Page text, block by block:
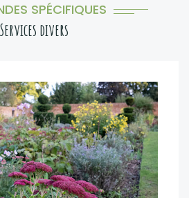
SPÉCIFIQUES
Services divers